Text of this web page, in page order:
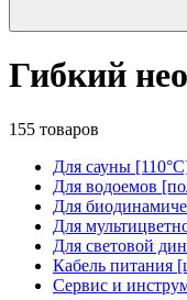
Гибкий
155 товаров
Для сауны
Для водоемов
Для
Для
Для световой
Кабель питания
Сервис и